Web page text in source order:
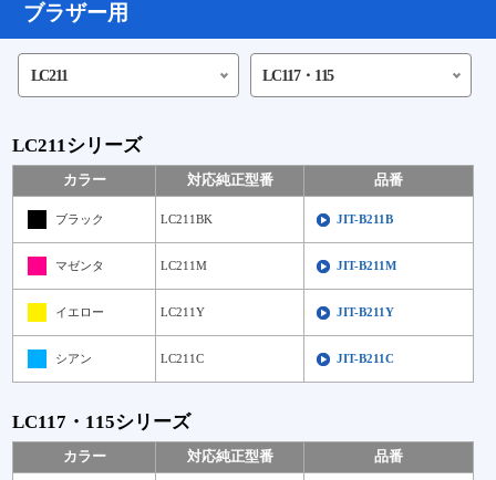
ブラザー用
LC211 LC117・115
LC211シリーズ
カラー 対応純正型番 品番
ブラック LC211BK JIT-B211B
マゼンタ LC211M JIT-B211M
イエロー LC211Y JIT-B211Y
シアン LC211C JIT-B211C
LC117・115シリーズ
カラー 対応純正型番 品番